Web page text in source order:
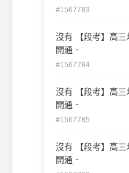
#1567783
沒有 【段考】高
開通．
#1567784
沒有 【段考】高
開通．
#1567785
沒有 【段考】高
開通．